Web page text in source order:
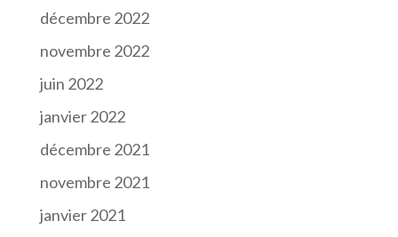
décembre 2022
novembre 2022
juin 2022
janvier 2022
décembre 2021
novembre 2021
janvier 2021